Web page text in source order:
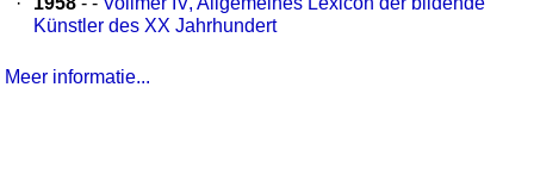
Künstler des XX Jahrhundert
Meer informatie...